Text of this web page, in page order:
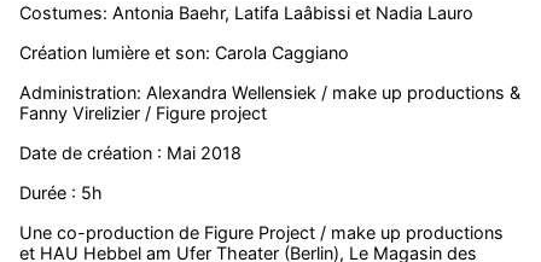
Costumes: Antonia Baehr, Latifa Laâbissi et Nadia Lauro
Création lumière et son: Carola Caggiano
Administration: Alexandra Wellensiek / make up productions &
Fanny Virelizier / Figure project
Date de création : Mai 2018
Durée : 5h
Une co-production de Figure Project / make up productions
et HAU Hebbel am Ufer Theater (Berlin), Le Magasin des